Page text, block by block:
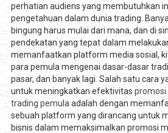
perhatian audiens yang membutuhkan
pengetahuan dalam dunia trading.
bingung harus mulai dari mana, dan di
pendekatan yang tepat dalam
memanfaatkan platform media sosial,
para pemula mengenai dasar-dasar
pasar, dan banyak lagi. Salah satu cara
untuk meningkatkan efektivitas promosi
trading pemula adalah dengan
sebuah platform yang dirancang untuk
bisnis dalam memaksimalkan promosi